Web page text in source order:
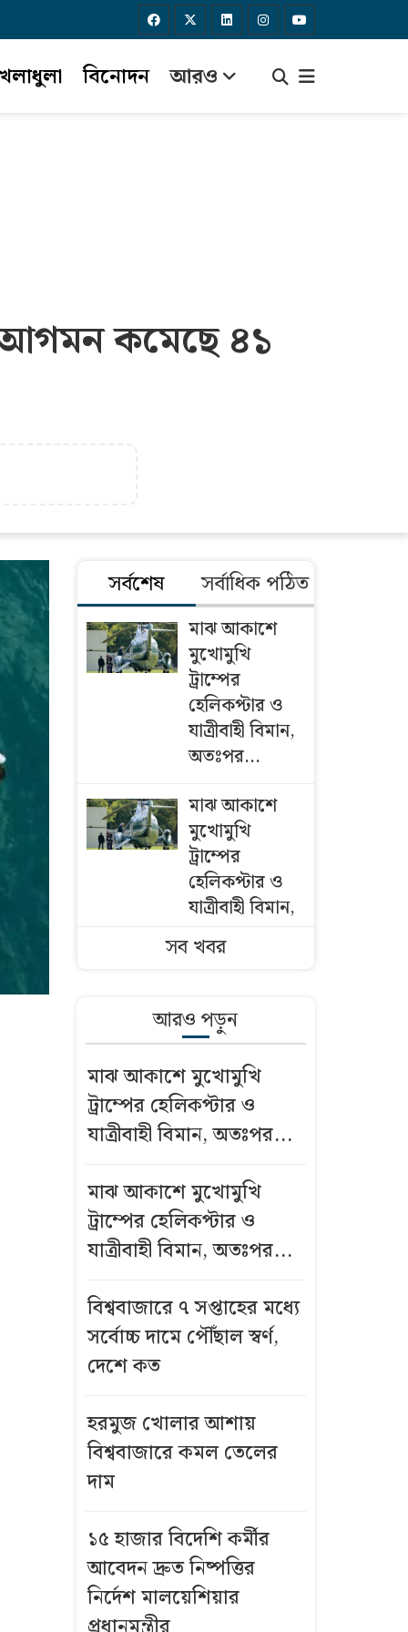
বিনোদন আরও
আগমন কমেছে ৪১
সর্বশেষ সর্বাধিক পঠিত
মাঝ আকাশে
মুখোমুখি
ট্রাম্পের
হেলিকপ্টার ও
যাত্রীবাহী বিমান,
অতঃপর...
মাঝ আকাশে
মুখোমুখি
ট্রাম্পের
হেলিকপ্টার ও
যাত্রীবাহী বিমান,
অতঃপর...
মিলল মাত্রাতিরিক্ত
অ্যান্টিমাইক্রোবিয়াল
বিশ্ববাজারে ৭
সপ্তাহের মধ্যে
সর্বোচ্চ দামে
দেশে কত
বিশ্বকাপ
ফাইনালের আগে
ড্রেসিংরুমে কী
ঘটেছিল?
বন্যার পূর্বাভাস
শেখ হাসিনাকে
কর্মচারীকে
স্ট্যান্ড রিলিজ
সব খবর
আরও পড়ুন
মাঝ আকাশে মুখোমুখি
ট্রাম্পের হেলিকপ্টার ও
যাত্রীবাহী বিমান, অতঃপর...
মাঝ আকাশে মুখোমুখি
ট্রাম্পের হেলিকপ্টার ও
যাত্রীবাহী বিমান, অতঃপর...
বিশ্ববাজারে ৭ সপ্তাহের মধ্যে
সর্বোচ্চ দামে পৌঁছাল স্বর্ণ,
দেশে কত
হরমুজ খোলার আশায়
বিশ্ববাজারে কমল তেলের
দাম
১৫ হাজার বিদেশি কর্মীর
আবেদন দ্রুত নিষ্পত্তির
নির্দেশ মালয়েশিয়ার